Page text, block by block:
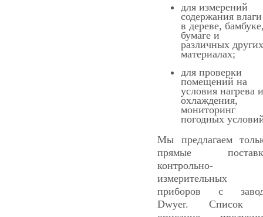
для измерений
содержания влаги
в дереве,
бумаге и
различных других
материалах;
для проверки
помещений на
условия нагрева и
охлаждения,
мониторинг
погодных
Мы предлагаем
прямые
контрольно-
измерительных
приборов с
Dwyer. Список